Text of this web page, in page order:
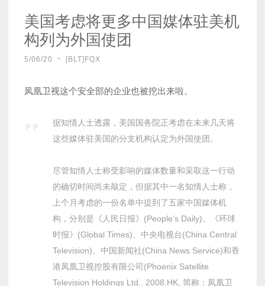
美国考虑将更多中国媒体驻美机
构列为外国使团
5/06/20 ~ [BLT]FQX
凤凰卫视这个安全部的企业也被挖出来啦。
据知情人士透露，美国国务院正考虑在未来几天将
这些媒体驻美国的分支机构认定为外国使团。
尽管知情人士称受影响的媒体数量和采取这一行动
的确切时间尚未敲定，但据其中一名知情人士称，
上个月考虑的一份名单中提到了五家中国媒体机
构，分别是《人民日报》(People’s Daily)、《环球
时报》(Global Times)、中央电视台(China Central
Television)、中国新闻社(China News Service)和香
港凤凰卫视控股有限公司(Phoenix Satellite
Television Holdings Ltd., 2008.HK, 简称：凤凰卫